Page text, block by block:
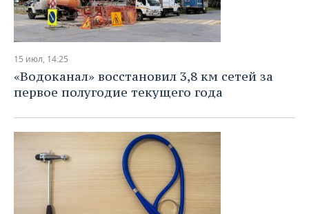
15 июл, 14:25
«Водоканал» восстановил 3,8 км сетей за
первое полугодие текущего года